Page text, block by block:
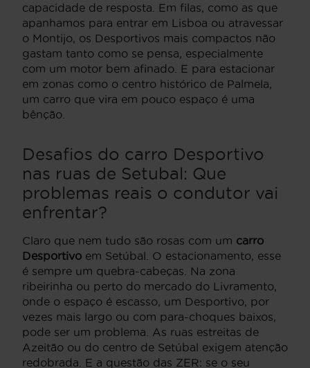
capacidade de resposta. Em filas, como as que
apanhamos para entrar em Lisboa ou atravessar
o Montijo, os Desportivos mais compactos não
gastam tanto como se pensa, especialmente
com um motor bem afinado. E para estacionar
em zonas como o centro histórico de Palmela,
um carro que vira em pouco espaço é uma
bênção.
Desafios do carro Desportivo
nas ruas de Setubal: Que
problemas reais o condutor vai
enfrentar?
Claro que nem tudo são rosas com um carro
Desportivo em Setúbal. O estacionamento, esse
é sempre um quebra-cabeças. Na zona
ribeirinha ou perto do mercado do Livramento,
onde o espaço é escasso, um Desportivo, por
vezes mais largo ou com para-choques baixos,
pode ser um problema. As ruas estreitas de
Azeitão ou do centro de Setúbal exigem atenção
redobrada. E a questão das ZER: se o seu